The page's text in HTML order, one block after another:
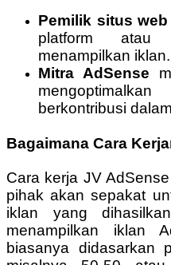
Pemilik situs
platform
menampilkan iklan.
Mitra AdSense
berkontribusi
Bagaimana Cara
Cara kerja JV
pihak akan sepakat
iklan yang
menampilkan iklan
biasanya didasarkan